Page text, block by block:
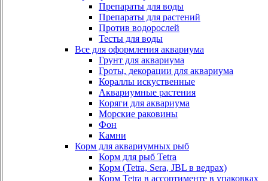
Препараты для воды
Препараты для растений
Против водорослей
Тесты для воды
Все для оформления аквариума
Грунт для аквариума
Гроты, декорации для аквариума
Кораллы искуственные
Аквариумные растения
Коряги для аквариума
Морские раковины
Фон
Камни
Корм для аквариумных рыб
Корм для рыб Tetra
Корм (Tetra, Sera, JBL в ведрах)
Корм Tetra в ассортименте в упаковках